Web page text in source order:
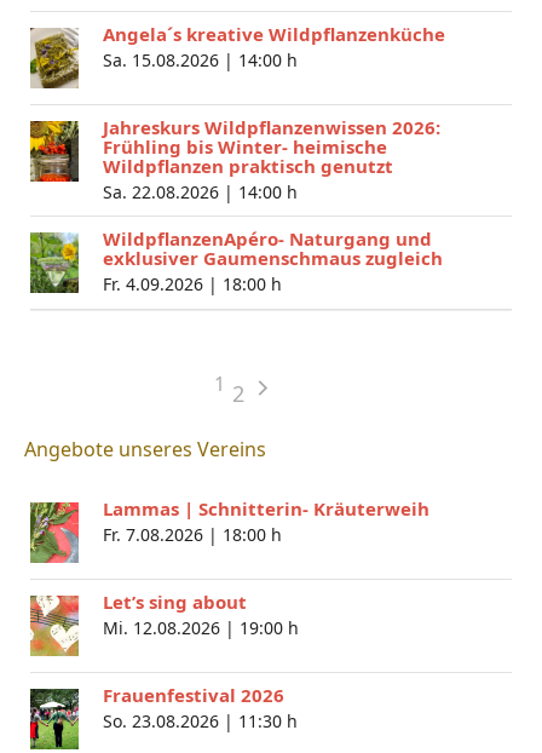
Angela´s kreative Wildpflanzenküche
Sa. 15.08.2026 | 14:00 h
Jahreskurs Wildpflanzenwissen 2026:
Frühling bis Winter- heimische
Wildpflanzen praktisch genutzt
Sa. 22.08.2026 | 14:00 h
WildpflanzenApéro- Naturgang und
exklusiver Gaumenschmaus zugleich
Fr. 4.09.2026 | 18:00 h
1 2
Angebote unseres Vereins
Lammas | Schnitterin- Kräuterweih
Fr. 7.08.2026 | 18:00 h
Let’s sing about
Mi. 12.08.2026 | 19:00 h
Frauenfestival 2026
So. 23.08.2026 | 11:30 h